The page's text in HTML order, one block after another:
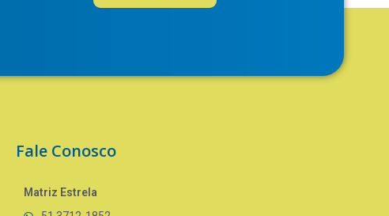
Fale Conosco
Matriz Estrela